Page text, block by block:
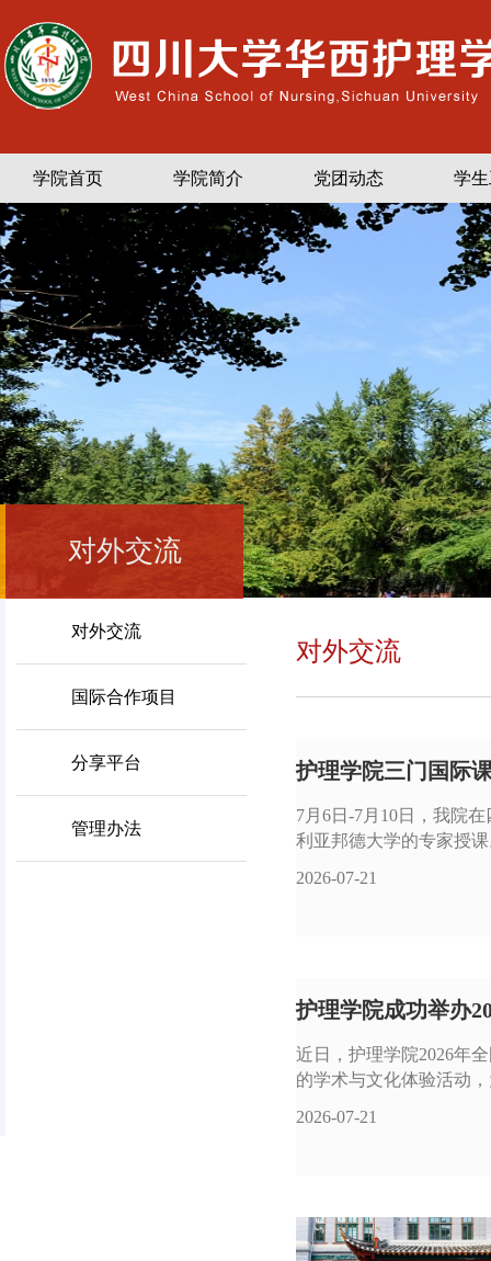
学院首页 学院简介 党团动态 学
对外交流
对外交流
护理学院三门国际
7月6日-7月10日，我院
利亚邦德大学的专家授
2026-07-21
护理学院成功举办
近日，护理学院2026年
的学术与文化体验活动
2026-07-21
对外交流
国际合作项目
分享平台
管理办法